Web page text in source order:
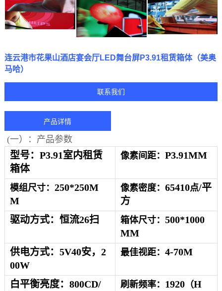
连云港市花果山酒店宴会厅LED舞台屏P3.91租赁箱体（美奥
马哈）
联系我们
产品详情
(一）：产品参数
型号：P3.91室内租赁
箱体
像素间距： P3.91MM
模组 尺寸： 250*250M
M
像素密度： 65410点/平
方
驱动方式：恒流26扫
箱体尺寸： 500*1000
MM
供电方式：5V40安，2
00W
最佳视距： 4-70M
白平衡亮度： 800CD/
刷新频率： 1920（H